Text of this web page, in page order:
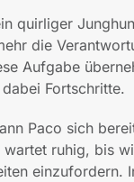
quirliger
die
Aufgabe
Fortschritte.
Paco sich
wartet ruhig, bis
einzufordern.